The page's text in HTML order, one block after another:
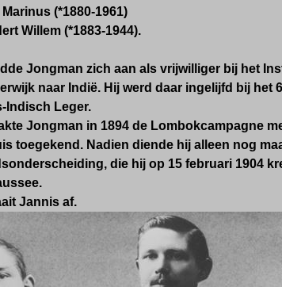
Marinus (*1880-1961)
Willem (*1883-1944).
Jongman zich aan als vrijwilliger bij het
naar Indië. Hij werd daar ingelijfd bij
Indisch Leger.
Jongman in 1894 de Lombokcampagne
toegekend. Nadien diende hij alleen nog
die hij op 15 februari 1904
Jannis af.